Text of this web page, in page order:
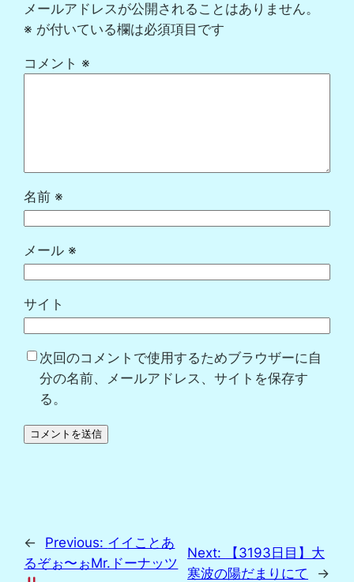
メールアドレスが公開されることはありません。
※ が付いている欄は必須項目です
コメント ※
名前 ※
メール ※
サイト
次回のコメントで使用するためブラウザーに自
分の名前、メールアドレス、サイトを保存す
る。
← Previous: イイことあ
るぞぉ〜ぉMr.ドーナッツ
Next:
【3193日目】大
寒波の陽だまりにて
→